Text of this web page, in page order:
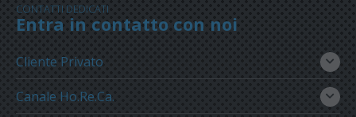
CONTATTI DEDICATI
Entra in contatto con noi
Cliente Privato
Canale Ho.Re.Ca.